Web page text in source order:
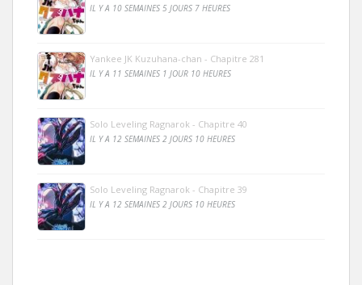
IL Y A 10 SEMAINES 5 JOURS 7 HEURES
Yankee JK Kuzuhana-chan - Chapitre 281
IL Y A 11 SEMAINES 1 JOUR 10 HEURES
Solo Leveling Ragnarok - Chapitre 40
IL Y A 12 SEMAINES 2 JOURS 10 HEURES
Solo Leveling Ragnarok - Chapitre 39
IL Y A 12 SEMAINES 2 JOURS 10 HEURES